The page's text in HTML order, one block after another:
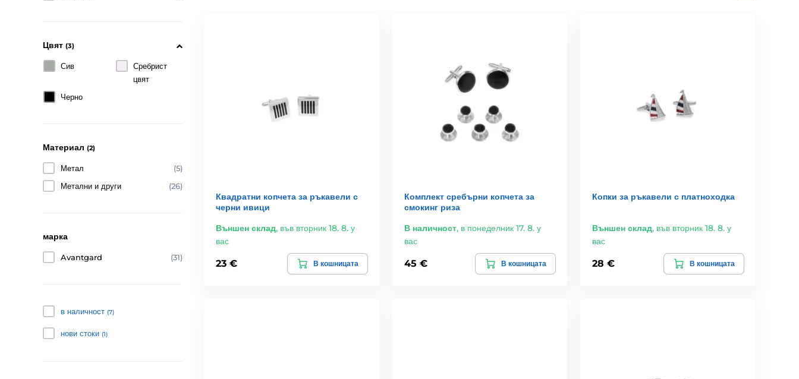
Цвят (3)
Сив
Сребрист
цвят
Черно
Материал (2)
Метал
(5)
Метални и други
(26)
марка
Avantgard (31)
в наличност (7)
нови стоки (1)
Квадратни копчета за ръкавели с
черни ивици
Външен склад, във вторник 18. 8. у
вас
23 € В кошницата
Комплект сребърни копчета за
смокинг риза
В наличност, в понеделник 17. 8. у
вас
45 € В кошницата
Копки за ръкавели с платноходка
Външен склад, във вторник 18. 8. у
вас
28 € В кошницата